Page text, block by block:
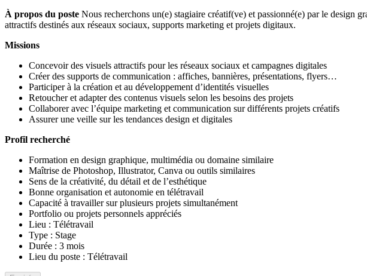
À propos du poste Nous recherchons un(e) stagiaire créatif(ve) et passionné(e) par le design
attractifs destinés aux réseaux sociaux, supports marketing et projets digitaux.
Missions
Concevoir des visuels attractifs pour les réseaux sociaux et campagnes digitales
Créer des supports de communication : affiches, bannières, présentations, flyers…
Participer à la création et au développement d’identités visuelles
Retoucher et adapter des contenus visuels selon les besoins des projets
Collaborer avec l’équipe marketing et communication sur différents projets créatifs
Assurer une veille sur les tendances design et digitales
Profil recherché
Formation en design graphique, multimédia ou domaine similaire
Maîtrise de Photoshop, Illustrator, Canva ou outils similaires
Sens de la créativité, du détail et de l’esthétique
Bonne organisation et autonomie en télétravail
Capacité à travailler sur plusieurs projets simultanément
Portfolio ou projets personnels appréciés
Lieu : Télétravail
Type : Stage
Durée : 3 mois
Lieu du poste : Télétravail